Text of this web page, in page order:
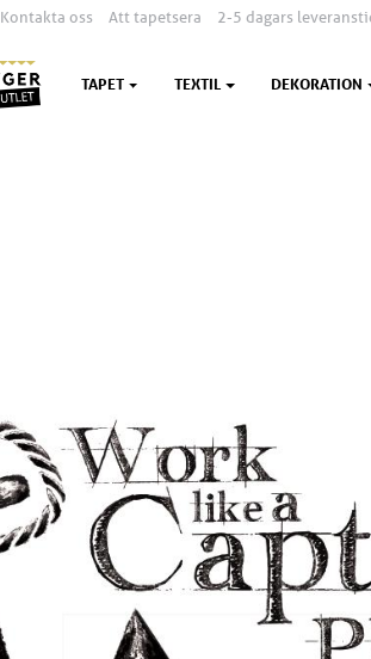
Kontakta oss Att tapetsera 2-5 dagars
TAPET TEXTIL DEKORATION